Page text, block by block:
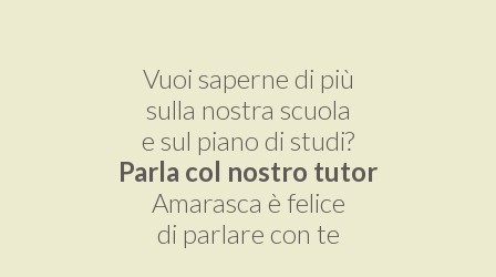
Vuoi saperne di più
sulla nostra scuola
e sul piano di studi?
Parla col nostro tutor
Amarasca è felice
di parlare con te